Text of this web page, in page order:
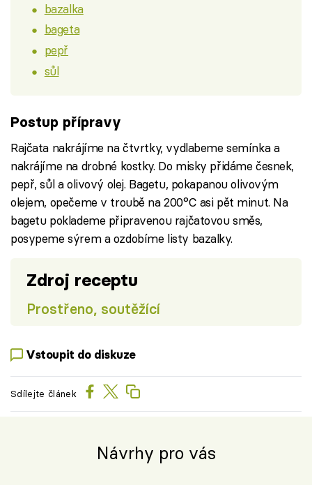
bazalka
bageta
pepř
sůl
Postup přípravy
Rajčata nakrájíme na čtvrtky, vydlabeme semínka a
nakrájíme na drobné kostky. Do misky přidáme česnek,
pepř, sůl a olivový olej. Bagetu, pokapanou olivovým
olejem, opečeme v troubě na 200°C asi pět minut. Na
bagetu poklademe připravenou rajčatovou směs,
posypeme sýrem a ozdobíme listy bazalky.
Zdroj receptu
Prostřeno, soutěžící
Vstoupit do diskuze
Sdílejte článek
Návrhy pro vás